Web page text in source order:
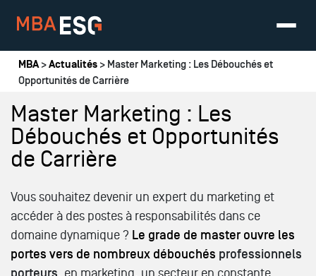
Vous êtes ici
MBA>Actualités > Master Marketing : Les Débouchés et
Opportunités de Carrière
Master Marketing : Les
Débouchés et Opportunités
de Carrière
Vous souhaitez devenir un expert du marketing et
accéder à des postes à responsabilités dans ce
domaine dynamique ? Le grade de master ouvre les
portes vers de nombreux débouchés professionnels
, en marketing, un secteur en constante